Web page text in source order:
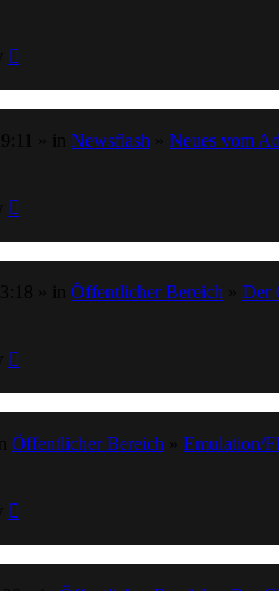
Newsflash
Neues vom
Öffentlicher Bereich
Der
Öffentlicher Bereich
Emulation/